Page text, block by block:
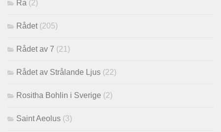
Ra (2)
Rådet (205)
Rådet av 7 (21)
Rådet av Strålande Ljus (22)
Rositha Bohlin i Sverige (2)
Saint Aeolus (3)